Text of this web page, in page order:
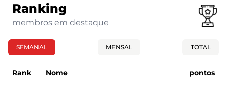
Ranking
membros em destaque
SEMANAL MENSAL TOTAL
Rank Nome pontos